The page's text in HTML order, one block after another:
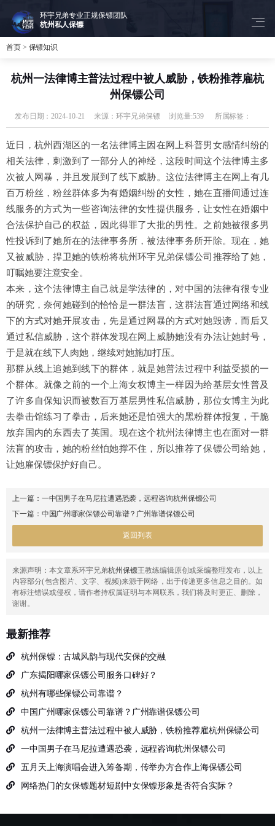
环宇兄弟专业正规保镖团队
杭州私人保镖
首页> 保镖知识
杭州一法律博主普法过程中被人威胁，铁粉推荐雇杭
州保镖公司
发布日期：2024-10-21 来源：环宇兄弟保镖 浏览量:539 所属标签：
近日，杭州西湖区的一名法律博主因在网上科普男女感情纠纷的
相关法律，刺激到了一部分人的神经，这段时间这个法律博主多
次被人网暴，并且发展到了线下威胁。这位法律博主在网上有几
百万粉丝，粉丝群体多为有婚姻纠纷的女性，她在直播间通过连
线服务的方式为一些咨询法律的女性提供服务，让女性在婚姻中
合法保护自己的权益，因此得罪了大批的男性。之前她被很多男
性投诉到了她所在的法律事务所，被法律事务所开除。现在，她
又被威胁，捍卫她的铁粉将杭州环宇兄弟保镖公司推荐给了她，
叮嘱她要注意安全。
本来，这个法律博主自己就是学法律的，对中国的法律有很专业
的研究，奈何她碰到的恰恰是一群法盲，这群法盲通过网络和线
下的方式对她开展攻击，先是通过网暴的方式对她毁谤，而后又
通过私信威胁，这个群体发现在网上威胁她没有办法让她封号，
于是就在线下人肉她，继续对她施加打压。
那群从线上追她到线下的群体，就是她普法过程中利益受损的一
个群体。就像之前的一个上海女权博主一样因为给基层女性普及
了许多自保知识而被数百万基层男性私信威胁，那位女博主为此
去拳击馆练习了拳击，后来她还是怕强大的黑粉群体报复，干脆
放弃国内的东西去了英国。现在这个杭州法律博主也在面对一群
法盲的攻击，她的粉丝怕她撑不住，所以推荐了保镖公司给她，
让她雇保镖保护好自己。
上一篇： 一中国男子在马尼拉遭遇恐袭，远程咨询杭州保镖公司
下一篇： 中国广州哪家保镖公司靠谱？广州靠谱保镖公司
返回列表
来源声明：本文章系环宇兄弟杭州保镖王教练编辑原创或采编整理发布，以上
内容部分(包含图片、文字、视频)来源于网络，出于传递更多信息之目的。如
有标注错误或侵权，请作者持权属证明与本网联系，我们将及时更正、删除，
谢谢。
最新推荐
杭州保镖：古城风韵与现代安保的交融
广东揭阳哪家保镖公司服务口碑好？
杭州有哪些保镖公司靠谱？
中国广州哪家保镖公司靠谱？广州靠谱保镖公司
杭州一法律博主普法过程中被人威胁，铁粉推荐雇杭州保镖公司
一中国男子在马尼拉遭遇恐袭，远程咨询杭州保镖公司
五月天上海演唱会进入筹备期，传举办方合作上海保镖公司
网络热门的女保镖题材短剧中女保镖形象是否符合实际？